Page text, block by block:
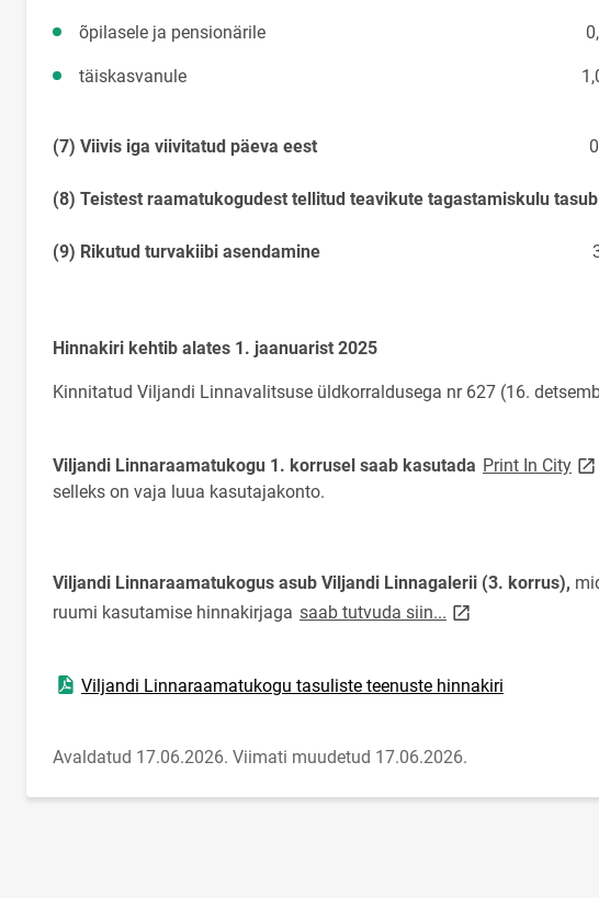
õpilasele ja pensionärile
täiskasvanule 1,00
(7) Viivis iga viivitatud päeva eest 0,05
(8) Teistest raamatukogudest tellitud teavikute tagastamiskulu
(9) Rikutud turvakiibi asendamine 3,00
Hinnakiri kehtib alates 1. jaanuarist 2025
Kinnitatud Viljandi Linnavalitsuse üldkorraldusega nr 627 (16.
Viljandi Linnaraamatukogu 1. korrusel saab kasutada Print In Citylink
selleks on vaja luua kasutajakonto.
Viljandi Linnaraamatukogus asub Viljandi Linnagalerii (3. korrus),
ruumi kasutamise hinnakirjaga saab tutvuda siin... link opens on new
Viljandi Linnaraamatukogu tasuliste teenuste hinnakiri
Ava PDF-dokument
Avaldatud 17.06.2026. Viimati muudetud 17.06.2026.